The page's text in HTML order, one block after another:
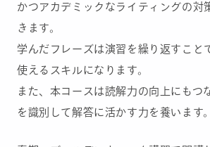
かつアカデミックなライティングの対
きます。
学んだフレーズは演習を繰り返すこと
使えるスキルになります。
また、本コースは読解力の向上にもつ
を識別して解答に活かす力を養います。